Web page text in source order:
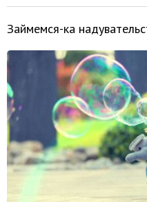
Займемся-ка